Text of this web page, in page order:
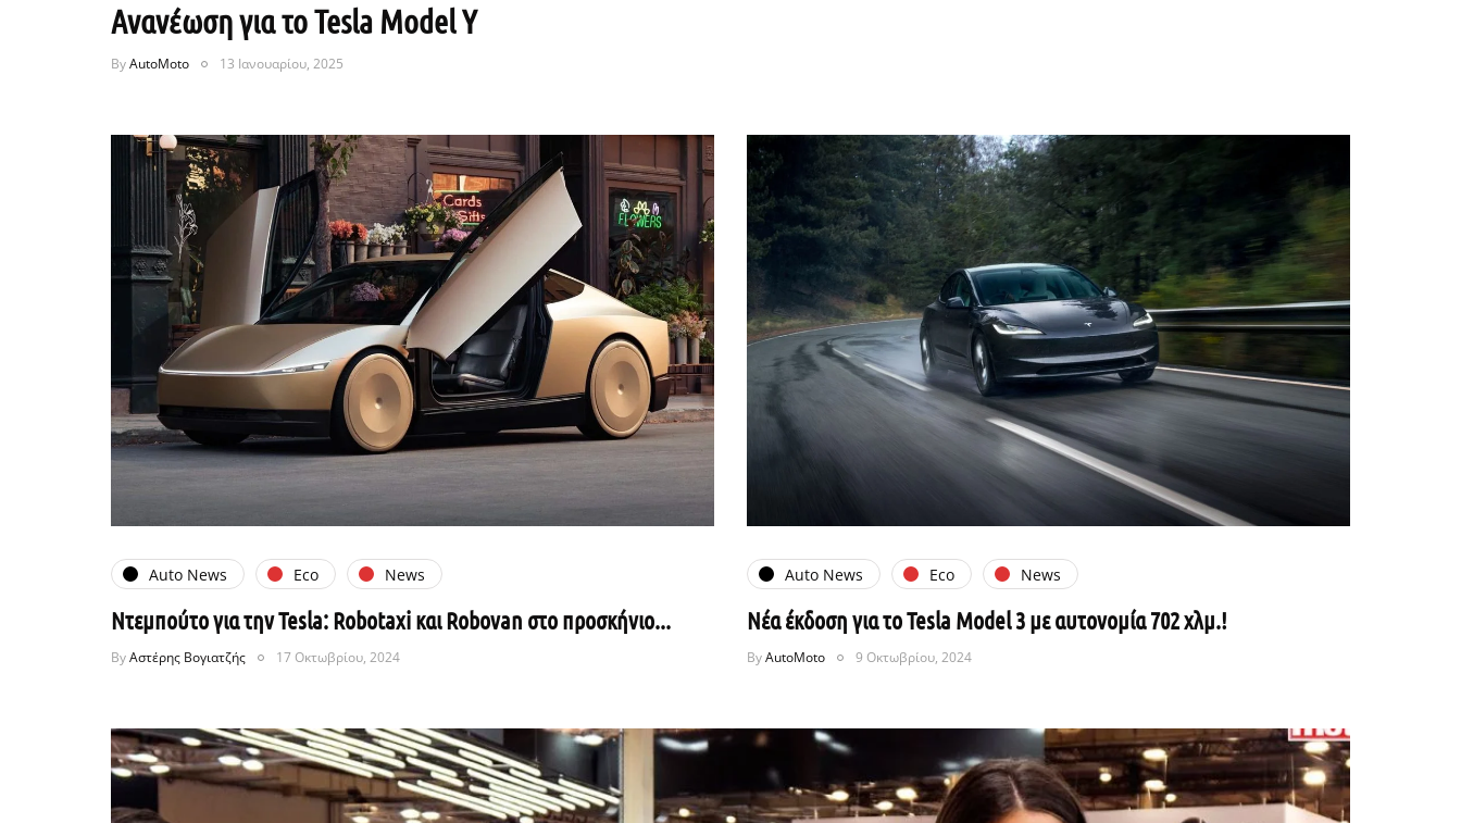
Ανανέωση για το Tesla Model Y
ByAutoMoto 13 Ιανουαρίου, 2025
Auto News Eco News
Ντεμπούτο για την Tesla: Robotaxi και Robovan στο προσκήνιο...
ByΑστέρης Βογιατζής 17 Οκτωβρίου, 2024
Auto News Eco News
Νέα έκδοση για το Tesla Model 3 με αυτονομία 702 χλμ.!
ByAutoMoto 9 Οκτωβρίου, 2024